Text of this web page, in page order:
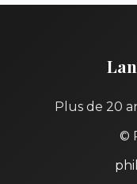
Plus de 20
©